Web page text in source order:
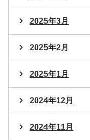
2025年3月
2025年2月
2025年1月
2024年12月
2024年11月